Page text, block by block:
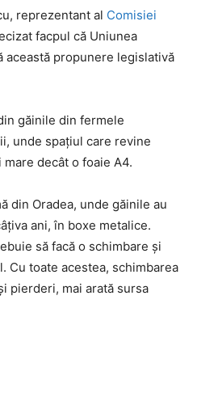
reprezentant al Comisiei
facpul că Uniunea
această propunere legislativă
găinile din fermele
unde spațiul care revine
decât o foaie A4.
din Oradea, unde găinile au
ani, în boxe metalice.
să facă o schimbare și
Cu toate acestea, schimbarea
pierderi, mai arată sursa